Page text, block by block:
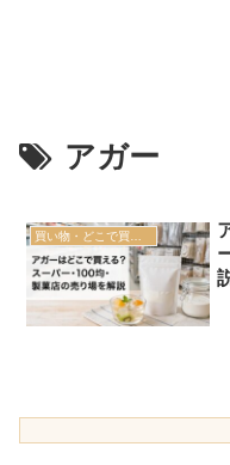
アガー
買い物・どこで買える